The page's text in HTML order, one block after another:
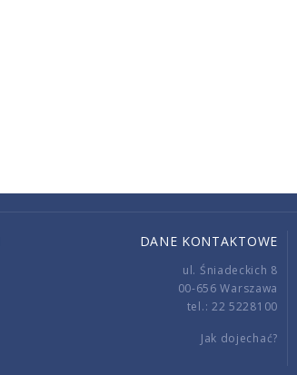
DANE KONTAKTOWE
ul. Śniadeckich 8
00-656 Warszawa
tel.: 22 5228100
Jak dojechać?